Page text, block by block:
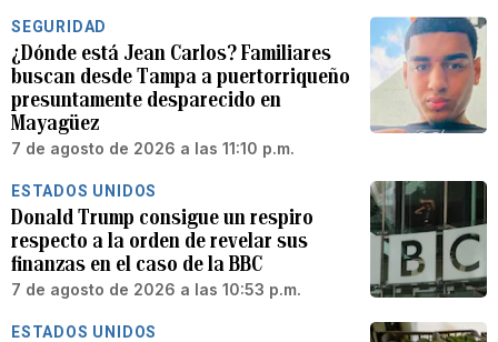
SEGURIDAD
¿Dónde está Jean Carlos? Familiares
buscan desde Tampa a puertorriqueño
presuntamente desparecido en
Mayagüez
7 de agosto de 2026 a las 11:10 p.m.
ESTADOS UNIDOS
Donald Trump consigue un respiro
respecto a la orden de revelar sus
finanzas en el caso de la BBC
7 de agosto de 2026 a las 10:53 p.m.
ESTADOS UNIDOS